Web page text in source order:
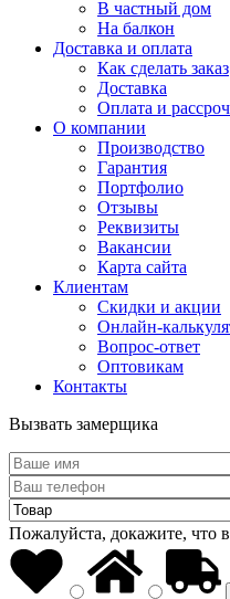
В частный дом
На балкон
Доставка и оплата
Как сделать заказ
Доставка
Оплата и
О компании
Производство
Гарантия
Портфолио
Отзывы
Реквизиты
Вакансии
Карта сайта
Клиентам
Скидки и акции
Онлайн-
Вопрос-ответ
Оптовикам
Контакты
Вызвать замерщика
Пожалуйста, докажите, что